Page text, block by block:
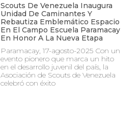
Scouts De Venezuela Inaugura
Unidad De Caminantes Y
Rebautiza Emblemático Espacio
En El Campo Escuela Paramacay
En Honor A La Nueva Etapa
Paramacay, 17-agosto-2025 Con un
evento pionero que marca un hito
en el desarrollo juvenil del país, la
Asociación de Scouts de Venezuela
celebró con éxito